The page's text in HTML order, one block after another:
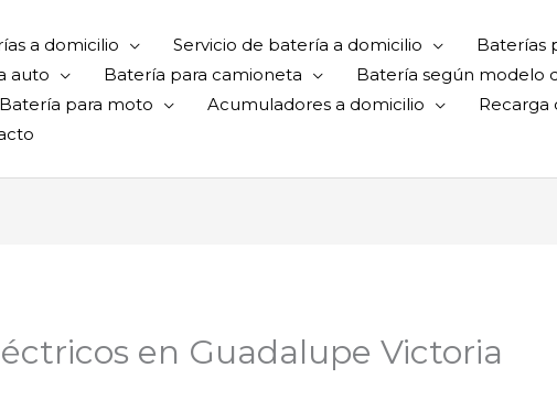
a domicilio Servicio de batería a domicilio
Baterías
auto Batería para camioneta
Batería según modelo
Batería para moto Acumuladores a domicilio
Recarga
en Guadalupe Victoria